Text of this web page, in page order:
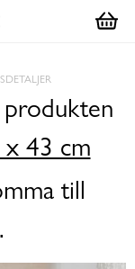
x 43 cm
till